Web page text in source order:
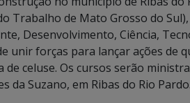
Trabalho de Mato Grosso do
Desenvolvimento, Ciência,
unir forças para lançar ações de
celuse. Os cursos serão
da Suzano, em Ribas do Rio Pardo.